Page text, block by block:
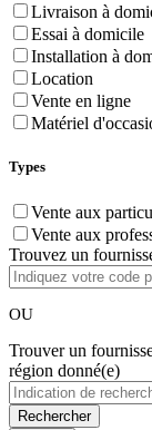
Livraison à
Essai à domicile
Installation à
Location
Vente en ligne
Matériel
Types
Vente aux
Vente aux
Trouvez un
OU
Trouver un
région donné(e)